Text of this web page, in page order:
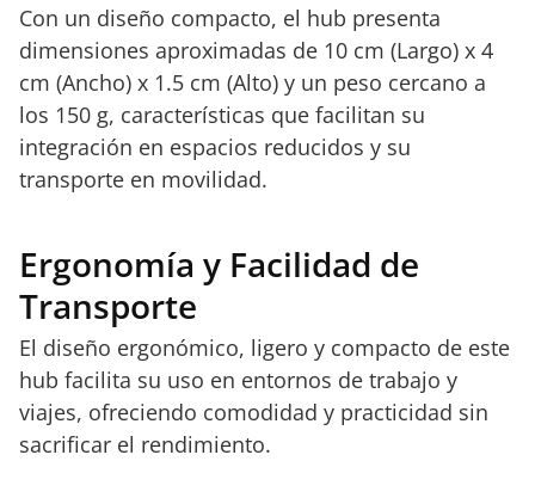
Con un diseño compacto, el hub presenta
dimensiones aproximadas de 10 cm (Largo) x 4
cm (Ancho) x 1.5 cm (Alto) y un peso cercano a
los 150 g, características que facilitan su
integración en espacios reducidos y su
transporte en movilidad.
Ergonomía y Facilidad de
Transporte
El diseño ergonómico, ligero y compacto de este
hub facilita su uso en entornos de trabajo y
viajes, ofreciendo comodidad y practicidad sin
sacrificar el rendimiento.